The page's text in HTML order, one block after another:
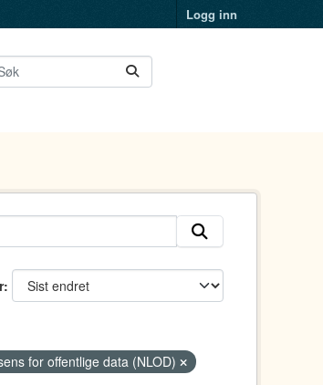
Logg inn
for offentlige data (NLOD)